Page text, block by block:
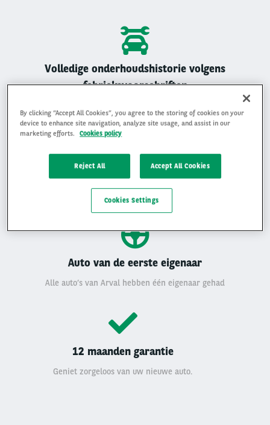
Volledige onderhoudshistorie volgens
fabrieksvoorschriften
Gemiddelde beoordeling van 4,9 op 5
Auto van de eerste eigenaar
Alle auto’s van Arval hebben één eigenaar gehad
12 maanden garantie
Geniet zorgeloos van uw nieuwe auto.
By clicking “Accept All Cookies”, you agree to the storing of cookies on your
device to enhance site navigation, analyze site usage, and assist in our
marketing efforts.
Cookies policy
Reject All Accept All Cookies
Cookies Settings